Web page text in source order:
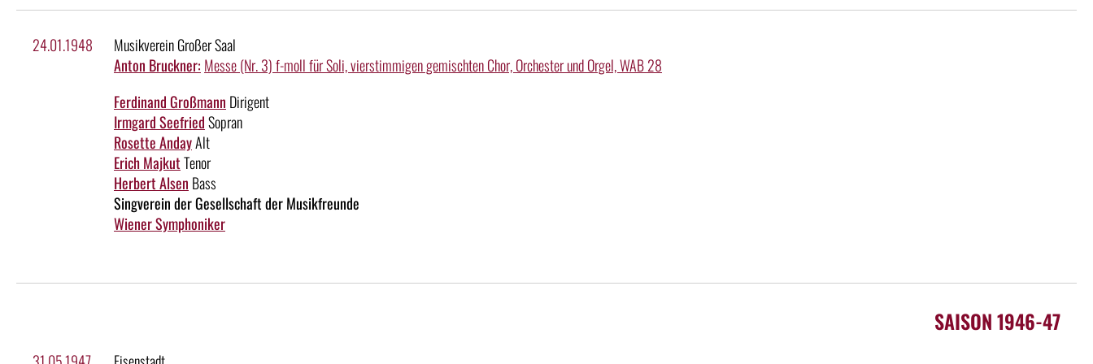
24.01.1948
Musikverein Großer Saal
Anton Bruckner: Messe (Nr. 3) f-moll für Soli, vierstimmigen gemischten Chor, Orchester und Orgel, WAB 28
Ferdinand Großmann Dirigent
Irmgard SeefriedSopran
Rosette AndayAlt
Erich MajkutTenor
Herbert Alsen Bass
Singverein der Gesellschaft der Musikfreunde
Wiener Symphoniker
SAISON 1946-47